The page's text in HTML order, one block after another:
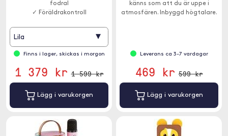
fodral
✓ Föräldrakontroll
Lila ▾
Finns i lager, skickas i morgon
1 379 kr 1 599 kr
Lägg i varukorgen
känns som att du är uppe i
atmosfären. Inbyggd högtalare.
Leverans ca 3-7 vardagar
469 kr 599 kr
Lägg i varukorgen